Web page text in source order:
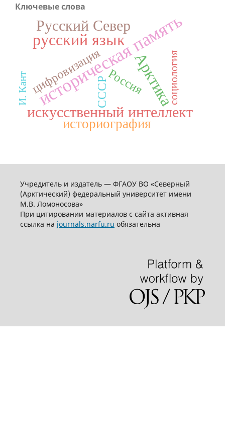
Ключевые слова
историческая память
русский язык
Арктика
искусственный интеллект
Русский Север
историография
Россия
СССР
цифровизация социология
И. Кант
Учредитель и издатель — ФГАОУ ВО «Северный
(Арктический) федеральный университет имени
М.В. Ломоносова»
При цитировании материалов с сайта активная
ссылка на journals.narfu.ru обязательна